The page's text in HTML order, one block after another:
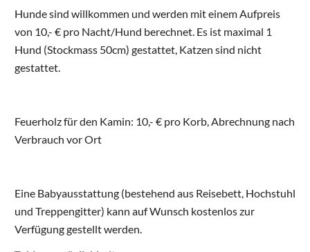
Hunde sind willkommen und werden mit einem Aufpreis
von 10,- € pro Nacht/Hund berechnet. Es ist maximal 1
Hund (Stockmass 50cm) gestattet, Katzen sind nicht
gestattet.
Feuerholz für den Kamin: 10,- € pro Korb, Abrechnung nach
Verbrauch vor Ort
Eine Babyausstattung (bestehend aus Reisebett, Hochstuhl
und Treppengitter) kann auf Wunsch kostenlos zur
Verfügung gestellt werden.